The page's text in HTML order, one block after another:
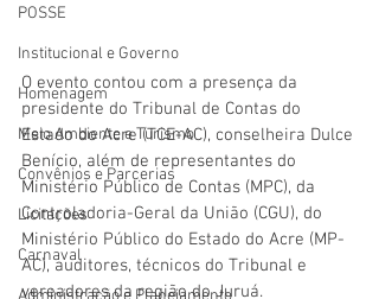
POSSE
Institucional e Governo
Homenagem
Meio Ambiente e Turismo
Convênios e Parcerias
Licitações
Carnaval
O evento contou com a presença da
presidente do Tribunal de Contas do
Estado do Acre (TCE-AC), conselheira Dulce
Benício, além de representantes do
Ministério Público de Contas (MPC), da
Controladoria-Geral da União (CGU), do
Ministério Público do Estado do Acre (MP-
AC), auditores, técnicos do Tribunal e
vereadores da região do Juruá.